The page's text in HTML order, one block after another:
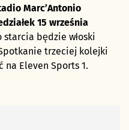
Marc’Antonio
15 września
starcia będzie włoski
trzeciej kolejki
na Eleven Sports 1.